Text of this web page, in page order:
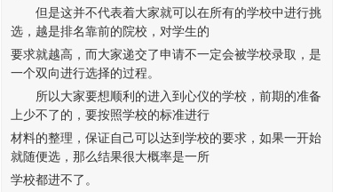
但是这并不代表着大家就可以在所有的学校中进行挑
选，越是排名靠前的院校，对学生的
要求就越高，而大家递交了申请不一定会被学校录取，是
一个双向进行选择的过程。
所以大家要想顺利的进入到心仪的学校，前期的准备
上少不了的，要按照学校的标准进行
材料的整理，保证自己可以达到学校的要求，如果一开始
就随便选，那么结果很大概率是一所
学校都进不了。